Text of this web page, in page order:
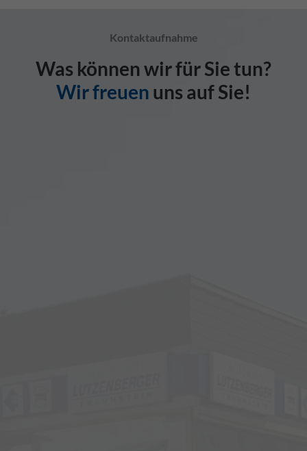
Kontaktaufnahme
Was können wir für Sie tun?
Wir freuen uns auf Sie!